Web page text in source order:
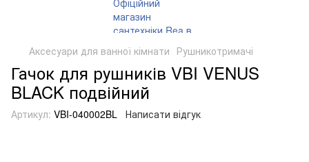
Аксесуари для ванної кімнати Рушникотримачі
Гачок для рушників VBI VENUS
BLACK подвійний
Артикул: VBI-040002BL Написати відгук